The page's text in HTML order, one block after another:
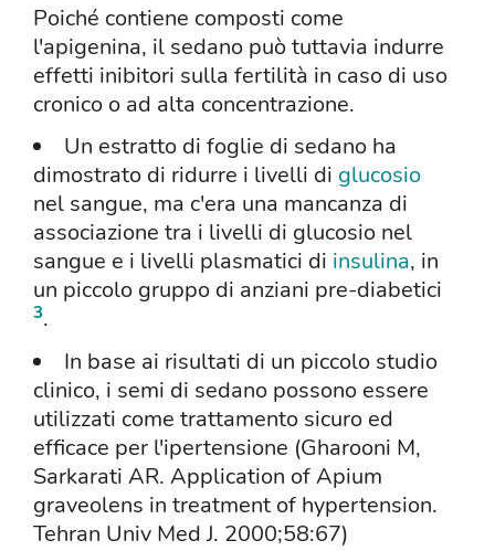
Poiché contiene composti come
l'apigenina, il sedano può tuttavia indurre
effetti inibitori sulla fertilità in caso di uso
cronico o ad alta concentrazione.
Un estratto di foglie di sedano ha
dimostrato di ridurre i livelli di glucosio
nel sangue, ma c'era una mancanza di
associazione tra i livelli di glucosio nel
sangue e i livelli plasmatici di insulina, in
un piccolo gruppo di anziani pre-diabetici
3.
In base ai risultati di un piccolo studio
clinico, i semi di sedano possono essere
utilizzati come trattamento sicuro ed
efficace per l'ipertensione (Gharooni M,
Sarkarati AR. Application of Apium
graveolens in treatment of hypertension.
Tehran Univ Med J. 2000;58:67)